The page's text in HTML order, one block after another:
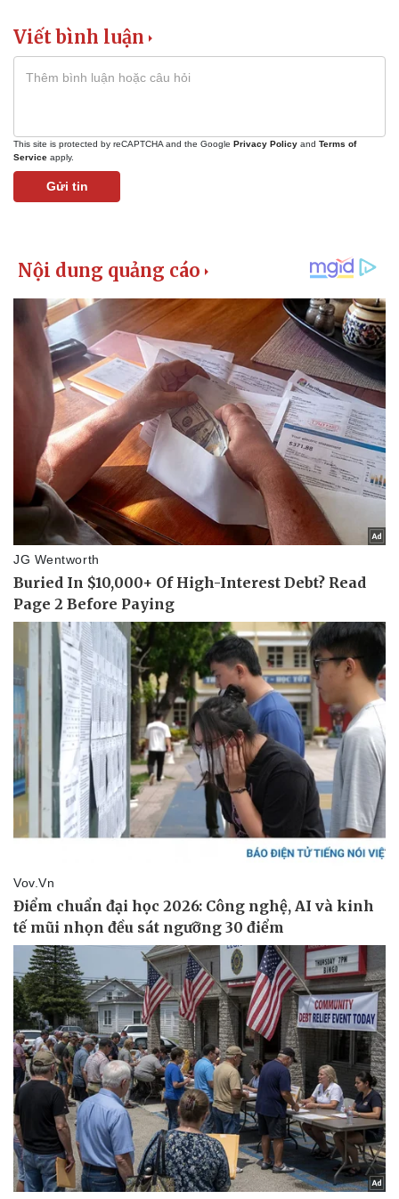
Bóng đá
Lịch thi đấu bóng đá
Thế giới thể thao
eSports
Hậu trường
Xe máy
Tư vấn
Viết bình luận
This site is protected by reCAPTCHA and the Google Privacy Policy and Terms of
Service apply.
Gửi tin